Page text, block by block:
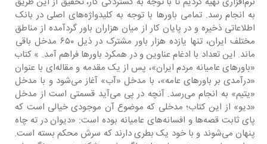
به انجام رسد. تمامی باورها با توجه به کلیدواژه‌های اصلی در بانک
اطلاعاتی ذخیره و در پایان کار از میان‌ هزاران باور گردآمده از مناطق
مختلف ایران، تنها یازده‌‌ هزار باور مشترک در ذیل ٦٥٠ مدخل باقی
ماند. این تعداد با ادغام عناوین و در همکرد باورها فراهم آمد. » کتاب
«باورهای عامیانه مردم ایران»، پس از یک مقدمه و مقاله‌ای با عنوان
«درآمدی بر باورهای عامه»، با مدخل «آب» آغاز می‌شود و با مدخل
«یتیم» به انجام می‌رسد. آنچه در پی می‌آید قسمتی است از مدخل
«دیو» از این کتاب؛ مدخلی که موضوع آن موجودی خیالی است که
پای ثابت قصه‌ها و افسانه‌های عامیانه بوده است: «دیوان در ته چاه
پنهان می‌شوند و با خود یک بطری دارند که سرش محکم بسته است.